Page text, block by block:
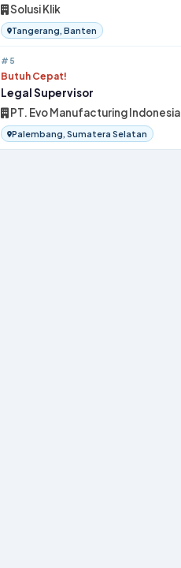
Solusi Klik
Tangerang, Banten
#5
Butuh Cepat!
Legal Supervisor
PT. Evo Manufacturing Indonesia
Palembang, Sumatera Selatan